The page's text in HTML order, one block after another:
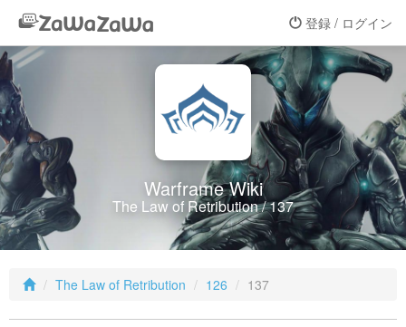
登録 / ログイン
Warframe Wiki
The Law of Retribution / 137
The Law of Retribution 126 137